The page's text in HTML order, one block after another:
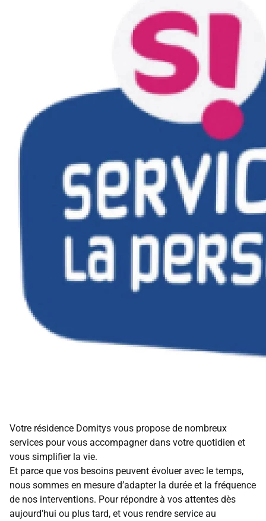
Votre résidence Domitys vous propose de nombreux
services pour vous accompagner dans votre quotidien et
vous simplifier la vie.
Et parce que vos besoins peuvent évoluer avec le temps,
nous sommes en mesure d’adapter la durée et la fréquence
de nos interventions. Pour répondre à vos attentes dès
aujourd’hui ou plus tard, et vous rendre service au